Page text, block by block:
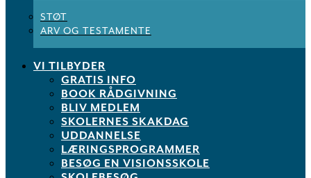
STØT
ARV OG TESTAMENTE
VI TILBYDER
GRATIS INFO
BOOK RÅDGIVNING
BLIV MEDLEM
SKOLERNES SKAKDAG
UDDANNELSE
LÆRINGSPROGRAMMER
BESØG EN VISIONSSKOLE